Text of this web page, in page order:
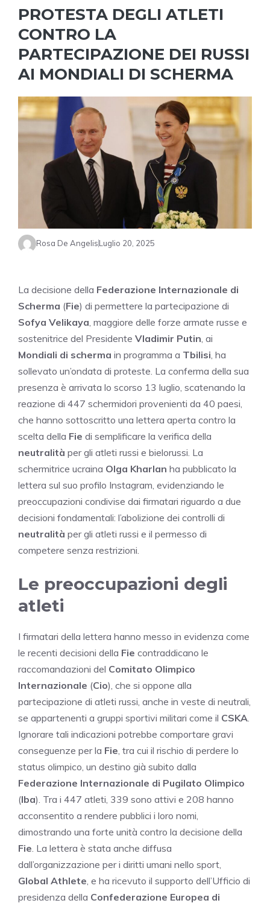
PROTESTA DEGLI ATLETI
CONTRO LA
PARTECIPAZIONE DEI RUSSI
AI MONDIALI DI SCHERMA
Rosa De AngelisLuglio 20, 2025
La decisione della Federazione Internazionale di
Scherma (Fie) di permettere la partecipazione di
Sofya Velikaya , maggiore delle forze armate russe e
sostenitrice del Presidente Vladimir Putin , ai
Mondiali di scherma in programma a Tbilisi , ha
sollevato un’ondata di proteste. La conferma della sua
presenza è arrivata lo scorso 13 luglio, scatenando la
reazione di 447 schermidori provenienti da 40 paesi,
che hanno sottoscritto una lettera aperta contro la
scelta della Fie di semplificare la verifica della
neutralità per gli atleti russi e bielorussi. La
schermitrice ucraina Olga Kharlan ha pubblicato la
lettera sul suo profilo Instagram, evidenziando le
preoccupazioni condivise dai firmatari riguardo a due
decisioni fondamentali: l’abolizione dei controlli di
neutralità per gli atleti russi e il permesso di
competere senza restrizioni.
Le preoccupazioni degli
atleti
I firmatari della lettera hanno messo in evidenza come
le recenti decisioni della Fie contraddicano le
raccomandazioni del Comitato Olimpico
Internazionale (Cio), che si oppone alla
partecipazione di atleti russi, anche in veste di neutrali,
se appartenenti a gruppi sportivi militari come il CSKA
Ignorare tali indicazioni potrebbe comportare gravi
conseguenze per la Fie , tra cui il rischio di perdere lo
status olimpico, un destino già subito dalla
Federazione Internazionale di Pugilato Olimpico
(Iba). Tra i 447 atleti, 339 sono attivi e 208 hanno
acconsentito a rendere pubblici i loro nomi,
dimostrando una forte unità contro la decisione della
Fie . La lettera è stata anche diffusa
dall’organizzazione per i diritti umani nello sport,
Global Athlete , e ha ricevuto il supporto dell’Ufficio di
presidenza della Confederazione Europea di